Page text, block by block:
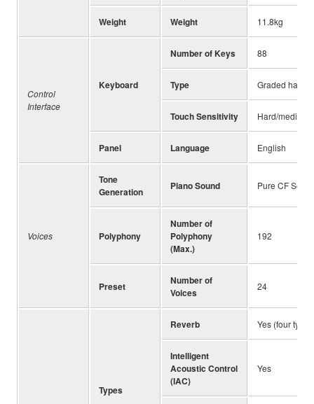
Weight Weight 11.8kg
Control
Interface
Keyboard
Number of Keys 88
Type Graded
Touch Sensitivity Hard/medium/
Panel Language English
Voices
Tone
Generation
Piano Sound Pure CF
Polyphony
Number of
Polyphony
(Max.)
192
Preset
Number of
Voices
24
Types
Reverb Yes (four
Intelligent
Acoustic Control
(IAC)
Yes